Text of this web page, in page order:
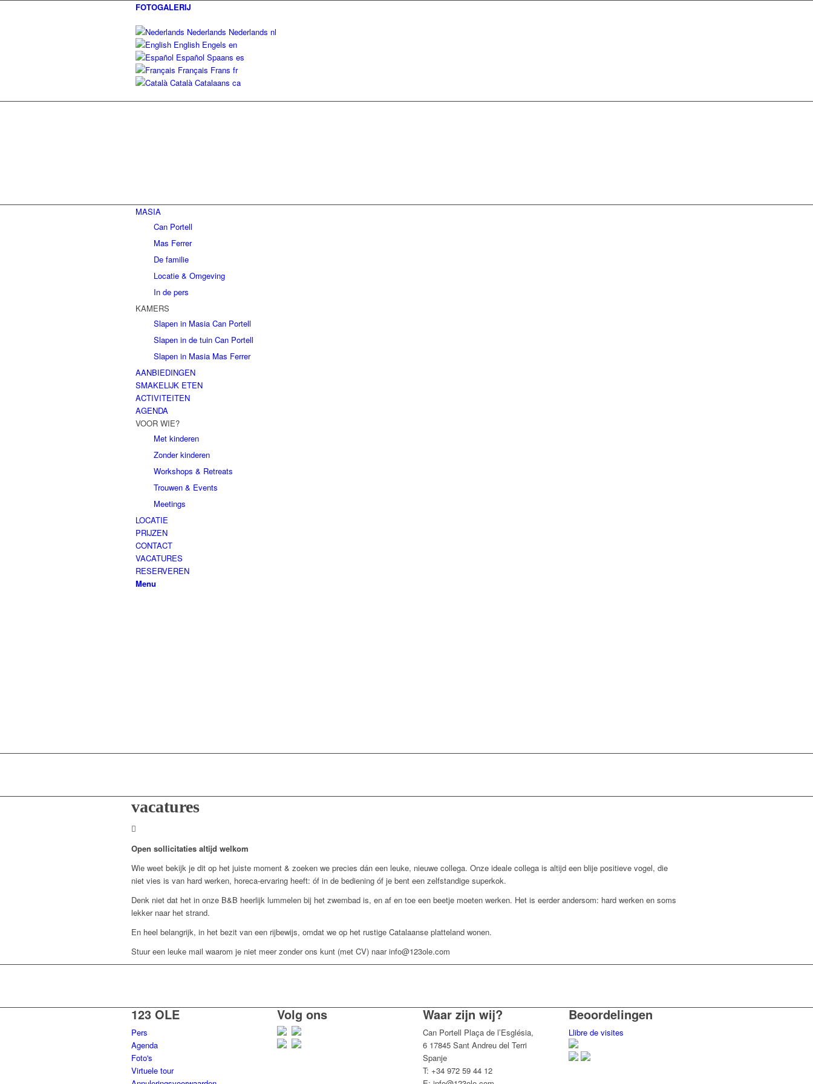
FOTOGALERIJ
Nederlands Nederlands nl
English Engels en
Español Spaans es
Français Frans fr
Català Catalaans ca
MASIA
Can Portell
Mas Ferrer
De familie
Locatie & Omgeving
In de pers
KAMERS
Slapen in Masia Can Portell
Slapen in de tuin Can Portell
Slapen in Masia Mas Ferrer
AANBIEDINGEN
SMAKELIJK ETEN
ACTIVITEITEN
AGENDA
VOOR WIE?
Met kinderen
Zonder kinderen
Workshops & Retreats
Trouwen & Events
Meetings
LOCATIE
PRIJZEN
CONTACT
VACATURES
RESERVEREN
Menu
vacatures
Open sollicitaties altijd welkom
Wie weet bekijk je dit op het juiste moment & zoeken we precies dán een leuke, nieuwe collega. Onze ideale collega is altijd een blije positieve vogel, die
niet vies is van hard werken, horeca-ervaring heeft: óf in de bediening óf je bent een zelfstandige superkok.
Denk niet dat het in onze B&B heerlijk lummelen bij het zwembad is, en af en toe een beetje moeten werken. Het is eerder andersom: hard werken en soms
lekker naar het strand.
En heel belangrijk, in het bezit van een rijbewijs, omdat we op het rustige Catalaanse platteland wonen.
Stuur een leuke mail waarom je niet meer zonder ons kunt (met CV) naar info@123ole.com
123 OLE
Pers
Agenda
Foto's
Virtuele tour
Volg ons Waar zijn wij?
Can Portell Plaça de l’Església,
6 17845 Sant Andreu del Terri
Spanje
T: +34 972 59 44 12
Beoordelingen
Llibre de visites